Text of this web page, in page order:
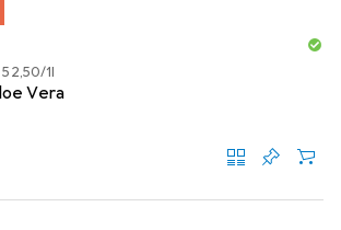
EUR
52,50/1l
Vera